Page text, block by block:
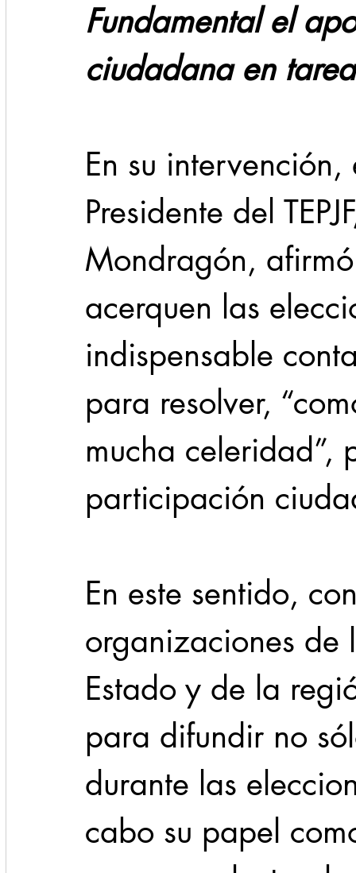
Fundamental el
ciudadana en
En su
Presidente del
Mondragón,
acerquen las
indispensable
para resolver,
mucha
participación
En este sentido,
organizaciones
Estado y de la
para difundir no
durante las
cabo su papel